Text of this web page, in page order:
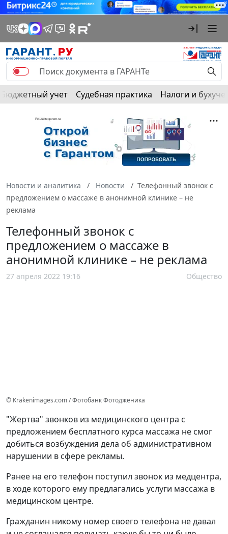
Бюджетный учет Судебная практика Налоги и
Новости и аналитика Новости
Телефонный звонок с
предложением о массаже в анонимной клинике – не
реклама
Телефонный звонок с
предложением о массаже в
анонимной клинике – не реклама
27 апреля 2022 19:16 Общество
© Krakenimages.com / Фотобанк Фотодженика
"Жертва" звонков из медицинского центра с
предложением бесплатного курса массажа не смог
добиться возбуждения дела об административном
нарушении в сфере рекламы.
Ранее на его телефон поступил звонок из медцентра,
в ходе которого ему предлагались услуги массажа в
медицинском центре.
Гражданин никому номер своего телефона не давал